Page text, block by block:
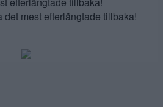
det mest efterlängtade tillbaka!